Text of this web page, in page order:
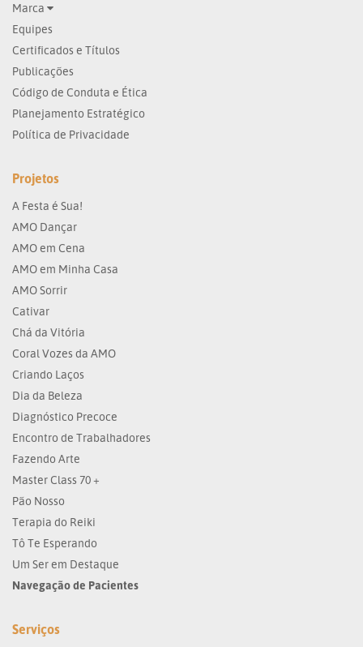
Marca
Equipes
Certificados e Títulos
Publicações
Código de Conduta e Ética
Planejamento Estratégico
Política de Privacidade
Projetos
A Festa é Sua!
AMO Dançar
AMO em Cena
AMO em Minha Casa
AMO Sorrir
Cativar
Chá da Vitória
Coral Vozes da AMO
Criando Laços
Dia da Beleza
Diagnóstico Precoce
Encontro de Trabalhadores
Fazendo Arte
Master Class 70 +
Pão Nosso
Terapia do Reiki
Tô Te Esperando
Um Ser em Destaque
Navegação de Pacientes
Serviços